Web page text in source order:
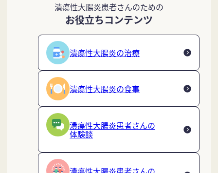
潰瘍性大腸炎患者さんのための
お役立ちコンテンツ
潰瘍性大腸炎の治療
潰瘍性大腸炎の食事
潰瘍性大腸炎患者さんの
体験談